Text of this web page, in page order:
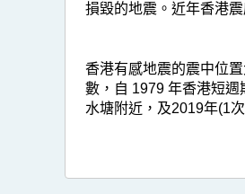
損毀的地震。近年香港
香港有感地震的震中位
數，自 1979 年香港短
水塘附近，及2019年(1